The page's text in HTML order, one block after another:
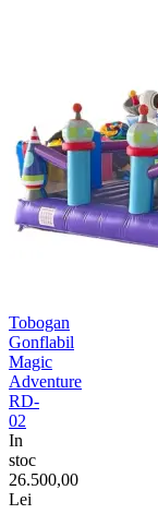
Tobogan
Gonflabil
Magic
Adventure
RD-
02
In
stoc
26.500,00
Lei